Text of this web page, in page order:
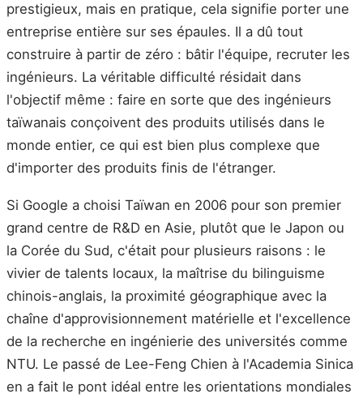
prestigieux, mais en pratique, cela signifie porter une
entreprise entière sur ses épaules. Il a dû tout
construire à partir de zéro : bâtir l'équipe, recruter les
ingénieurs. La véritable difficulté résidait dans
l'objectif même : faire en sorte que des ingénieurs
taïwanais conçoivent des produits utilisés dans le
monde entier, ce qui est bien plus complexe que
d'importer des produits finis de l'étranger.
Si Google a choisi Taïwan en 2006 pour son premier
grand centre de R&D en Asie, plutôt que le Japon ou
la Corée du Sud, c'était pour plusieurs raisons : le
vivier de talents locaux, la maîtrise du bilinguisme
chinois-anglais, la proximité géographique avec la
chaîne d'approvisionnement matérielle et l'excellence
de la recherche en ingénierie des universités comme
NTU. Le passé de Lee-Feng Chien à l'Academia Sinica
en a fait le pont idéal entre les orientations mondiales